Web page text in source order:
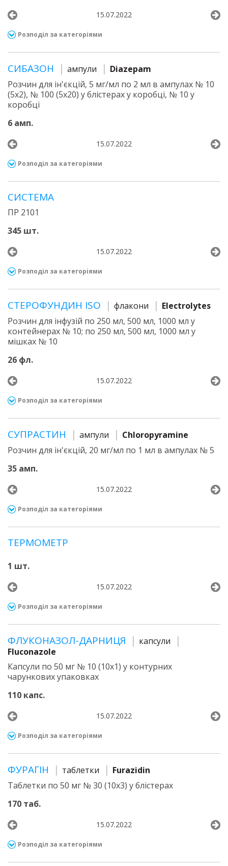
15.07.2022
Розподіл за категоріями
СИБАЗОН ампули
Diazepam
Розчин для ін'єкцій, 5 мг/мл по 2 мл в ампулах № 10
(5х2), № 100 (5х20) у блістерах у коробці, № 10 у
коробці
6 амп.
15.07.2022
Розподіл за категоріями
СИСТЕМА
ПР 2101
345 шт.
15.07.2022
Розподіл за категоріями
СТЕРОФУНДИН ISO флакони
Electrolytes
Розчин для інфузій по 250 мл, 500 мл, 1000 мл у
контейнерах № 10; по 250 мл, 500 мл, 1000 мл у
мішках № 10
26 фл.
15.07.2022
Розподіл за категоріями
СУПРАСТИН ампули
Chloropyramine
Розчин для ін'єкцій, 20 мг/мл по 1 мл в ампулах № 5
35 амп.
15.07.2022
Розподіл за категоріями
ТЕРМОМЕТР
1 шт.
15.07.2022
Розподіл за категоріями
ФЛУКОНАЗОЛ-ДАРНИЦЯ
капсули
Fluconazole
Капсули по 50 мг № 10 (10х1) у контурних
чарункових упаковках
110 капс.
15.07.2022
Розподіл за категоріями
ФУРАГІН таблетки
Furazidin
Таблетки по 50 мг № 30 (10х3) у блістерах
170 таб.
15.07.2022
Розподіл за категоріями